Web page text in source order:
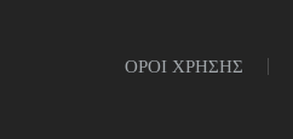
ΟΡΟΙ ΧΡΗΣΗΣ